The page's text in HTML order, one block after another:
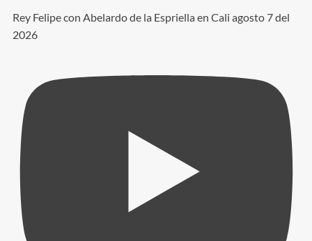
Rey Felipe con Abelardo de la Espriella en Cali agosto 7 del
2026